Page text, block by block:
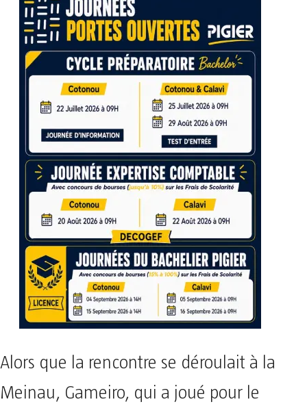
Alors que la rencontre se déroulait à la
Meinau, Gameiro, qui a joué pour le